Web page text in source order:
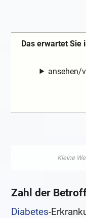
Das erwartet Sie
ansehen/
Zahl der
Diabetes-